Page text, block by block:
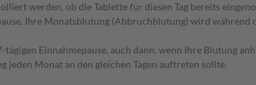
werden, ob die Tablette für diesen Tag bereits
Ihre Monatsblutung (Abbruchblutung) wird während
Einnahmepause, auch dann, wenn Ihre Blutung
jeden Monat an den gleichen Tagen auftreten sollte.